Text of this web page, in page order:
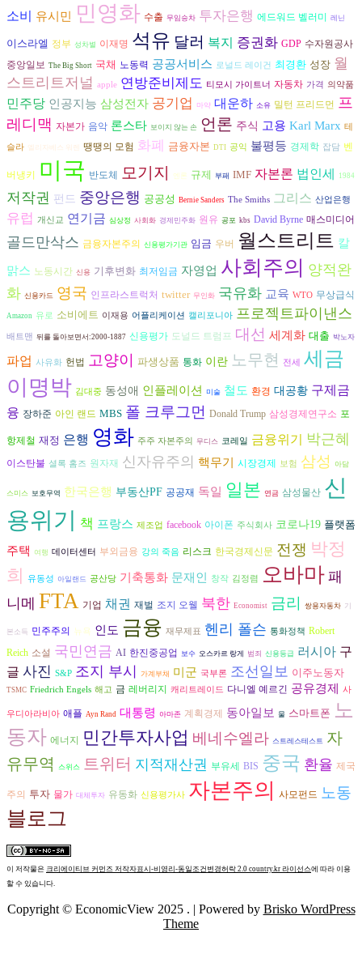
소비 유시민 민영화 수출 무임승차 투자은행 에드워드 벨러미 레닌
이스라엘 정부 성차별 이재명 석유 달러 복지 증권화 GDP 수자원공사
중앙일보 The Big Short 국채 노동력 공공서비스 로널드 레이건 최경환 성장 월
스트리트저널
apple 연방준비제도 티모시 가이트너 자동차 가격 의약품
민주당 인공지능 삼성전자 공기업 마약 대운하 소유 밀턴 프리드먼
프
레디맥 자본가 음악 론스타 보이지 않는 손 언론 주식 고용 Karl Marx 테
슬라 엘리자베스 워렌 땡땡의 모험 화폐 금융자본 DTI 공익 불평등 경제학 잡담 벤
버냉키 미국 반도체 모기지 엔론 규제 부패 IMF 자본론 법인세 1984
저작권 펀드 중앙은행 공공성 Bernie Sanders The Smiths 그리스 산업은행
유럽 개신교 연기금 심상정 사회화 경제민주화 원유 공포 kbs David Byrne 매스미디어
골드만삭스 금융자본주의 신용평가기관 임금 우버 월스트리트 칼
맑스 노동시간 신용 기후변화 최저임금 자영업 사회주의 양적완
화 신용카드 영국 인프라스트럭처 twitter 무인화 국유화 교육 WTO 무상급식
Amazon 유로 소비에트 이재용 어플리케이션 캘리포니아 프로젝트파이낸스
배트맨 뒤를 돌아보면서:2000-1887 신용평가 도널드 트럼프 대선 세계화 대출 박노자
파업 사유화 헌법 고양이 파생상품 통화 이란 노무현 전세 세금
이명박 김대중 동성애 인플레이션 미술 철도 환경 대공황 구제금
융 장하준 아인 랜드 MBS 폴 크루그먼 Donald Trump 삼성경제연구소 포
항제철 재정 은행 영화 주주 자본주의 무디스 코레일 금융위기 박근혜
이스탄불 셜록 홈즈 원자재 신자유주의 핵무기 시장경제 보험 삼성 아담
스미스 보호무역 한국은행 부동산PF 공공재 독일 일본 연금 삼성물산 신
용위기 책 프랑스 제조업 facebook 아이폰 주식회사 코로나19 플랫폼
주택 여행 데이터센터 부외금융 강의 죽음 리스크 한국경제신문 전쟁 박정
희
유동성 아일랜드 공산당 기축통화 문재인 창작 김정렴 오바마 패
니메 FTA 기업 채권 재벌 조지 오웰 북한 Economist 금리 쌍용자동차 기
본소득 민주주의 뉴욕 인도 금융 재무제표 헨리 폴슨 통화정책 Robert
Reich 소설 국민연금 AI 한진중공업 보수 오스카르 랑게 범죄 신용등급 러시아 구
글 사진 S&P 조지 부시 가계부채 미군 국부론 조선일보 이주노동자
TSMC Friedrich Engels 해고 금 레버리지 캐리트레이드 다니엘 예르긴 공유경제 사
우디아라비아 애플 Ayn Rand 대통령 아마존 계획경제 동아일보 물 스마트폰 노
동자 에너지 민간투자사업 베네수엘라 스트레스테스트 자
유무역
스위스 트위터 지적재산권 부유세 BIS 중국 환율 제국
주의 투자 물가 대체투자 유동화 신용평가사 자본주의 사모펀드 노동
블로그
이 저작물은 크리에이티브 커먼즈 저작자표시-비영리-동일조건변경허락 2.0 country.kr 라이선스에 따라 이용
할 수 있습니다.
Copyright © EconomicView 2025 . | Powered by Brisko WordPress
Theme